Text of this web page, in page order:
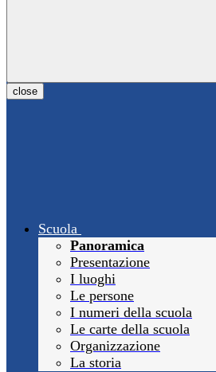
close
Scuola
Panoramica
Presentazione
I luoghi
Le persone
I numeri della scuola
Le carte della scuola
Organizzazione
La storia